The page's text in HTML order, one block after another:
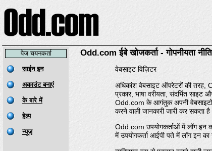
पेज चयनकर्ता Odd.com ईबे खोजकर्ता - गोपनीयता नीति
वेबसाइट विज़िटर
अधिकांश वेबसाइट ऑपरेटरों की तरह,
प्रकार, भाषा वरीयता, संदर्भित
Odd.com के आगंतुक अपनी वेबसाइटों
करने वाली जानकारी जारी कर सकता
Odd.com उपयोगकर्ताओं में लॉग इन
में उपयोगकर्ता आईपी पते में लॉग इन